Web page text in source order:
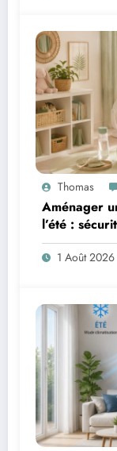
Thomas
Aménager
l’été :
1 Août 2026